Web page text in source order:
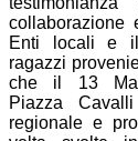
collaborazione
Enti locali e
ragazzi
che il 13
Piazza
regionale e